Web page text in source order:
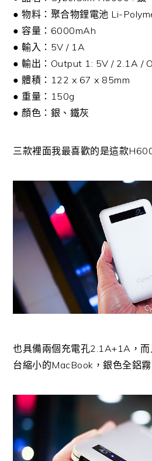
● 物料：聚合物鋰電池 Li-
● 容量：6000mAh
● 輸入：5V / 1A
● 輸出：Output 1: 5V / 2.1A /
● 體積：122 x 67 x 85mm
● 重量：150g
● 顏色：銀、鐵灰
三款裡面我最喜歡的是這款
也具備兩個充電孔2.1A+1A，
台縮小的MacBook，銀色全鋁